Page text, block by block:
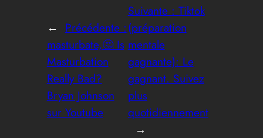
← Précédente :
masturbate,🤔 Is
Masturbation
Really Bad?
Bryan Johnson
sur Youtube
Suivante : Tiktok
(préparation
mentale
gagnante): Le
gagnant. Suivez
plus
quotidiennement
→